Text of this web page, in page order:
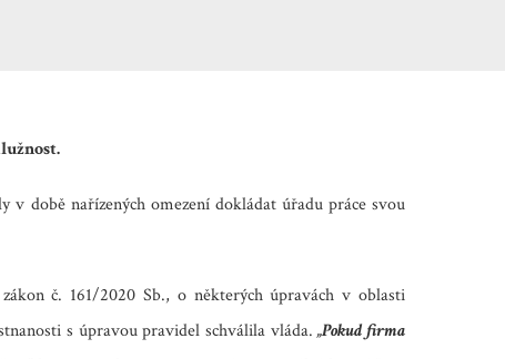
době nařízených omezení dokládat úřadu práce svou
č. 161/2020 Sb., o některých úpravách v oblasti
s úpravou pravidel schválila vláda.„Pokud firma